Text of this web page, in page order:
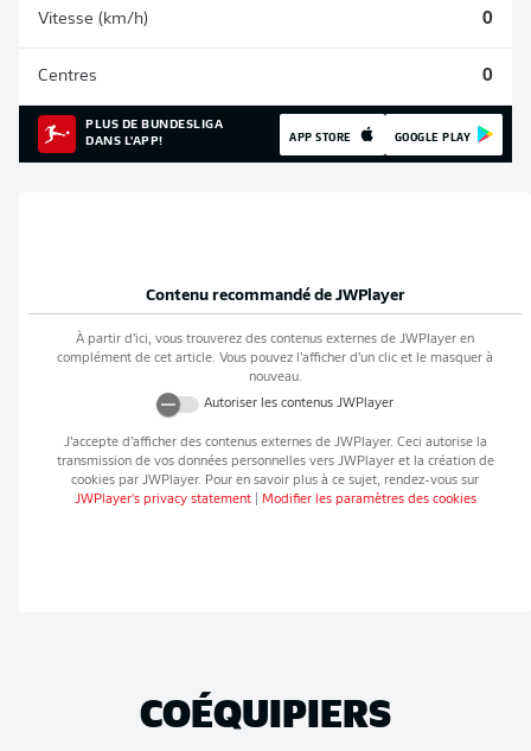
Vitesse (km/h) 0
Centres 0
PLUS DE BUNDESLIGA
DANS L'APP!
APP STORE GOOGLE PLAY
Contenu recommandé de JWPlayer
À partir d’ici, vous trouverez des contenus externes de JWPlayer en
complément de cet article. Vous pouvez l’afficher d’un clic et le masquer à
nouveau.
Autoriser les contenus JWPlayer
J’accepte d’afficher des contenus externes de JWPlayer. Ceci autorise la
transmission de vos données personnelles vers JWPlayeret la création de
cookies par JWPlayer. Pour en savoir plus à ce sujet, rendez-vous sur
JWPlayer's privacy statement| Modifier les paramètres des cookies
COÉQUIPIERS